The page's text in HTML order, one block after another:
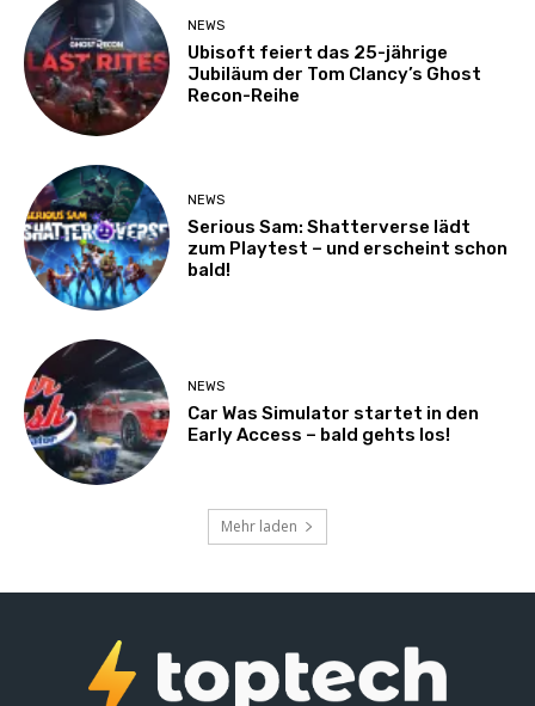
NEWS
Ubisoft feiert das 25-jährige
Jubiläum der Tom Clancy’s Ghost
Recon-Reihe
NEWS
Serious Sam: Shatterverse lädt
zum Playtest – und erscheint schon
bald!
NEWS
Car Was Simulator startet in den
Early Access – bald gehts los!
Mehr laden